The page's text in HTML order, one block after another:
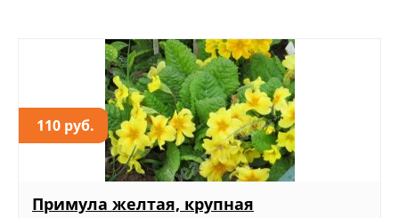
110 руб.
Примула желтая, крупная